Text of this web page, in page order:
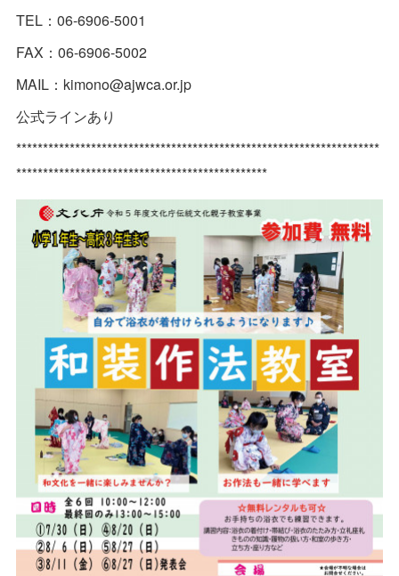
TEL：06-6906-5001
FAX：06-6906-5002
MAIL：kimono@ajwca.or.jp
公式ラインあり
********************************************************************
***********************************************